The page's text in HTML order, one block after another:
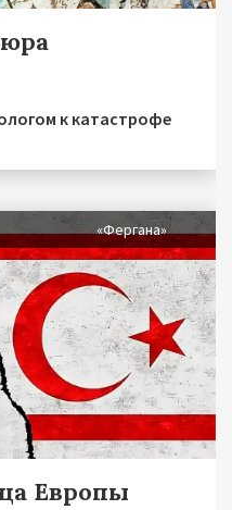
к катастрофе
«Фергана»
Европы